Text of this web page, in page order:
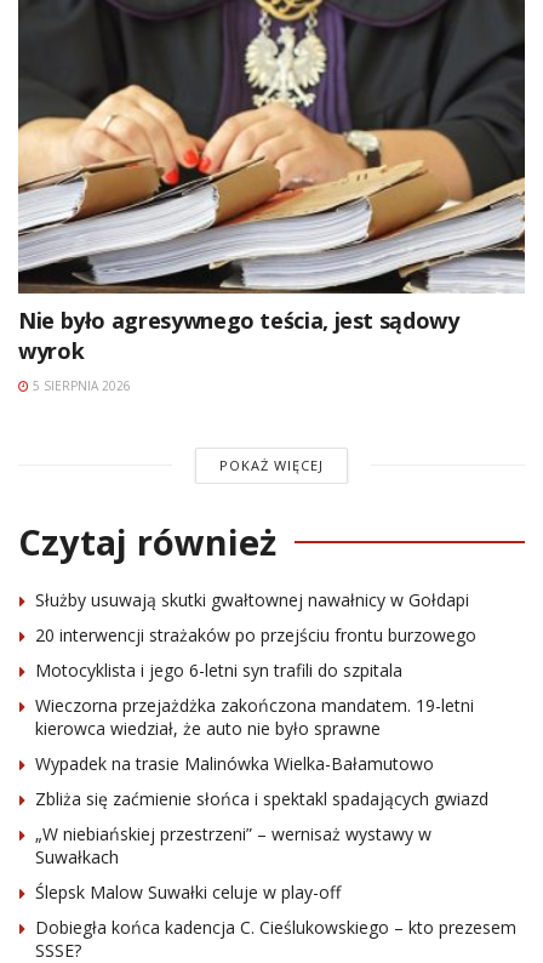
Nie było agresywnego teścia, jest sądowy
wyrok
5 SIERPNIA 2026
POKAŻ WIĘCEJ
Czytaj również
Służby usuwają skutki gwałtownej nawałnicy w Gołdapi
20 interwencji strażaków po przejściu frontu burzowego
Motocyklista i jego 6-letni syn trafili do szpitala
Wieczorna przejażdżka zakończona mandatem. 19-letni
kierowca wiedział, że auto nie było sprawne
Wypadek na trasie Malinówka Wielka-Bałamutowo
Zbliża się zaćmienie słońca i spektakl spadających gwiazd
„W niebiańskiej przestrzeni” – wernisaż wystawy w
Suwałkach
Ślepsk Malow Suwałki celuje w play-off
Dobiegła końca kadencja C. Cieślukowskiego – kto prezesem
SSSE?